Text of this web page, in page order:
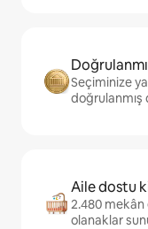
Seçiminize
Aile dostu
2.480
olanaklar